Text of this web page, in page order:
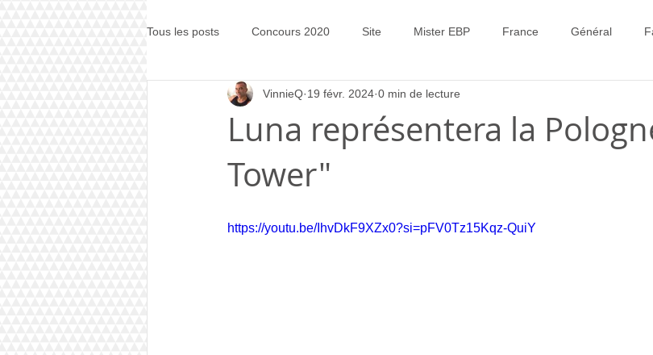
Tous les posts Concours 2020 Site Mister EBP France Général
Concours 2021 Concours 2022 Concours 2023
Luna représentera la
Tower"
VinnieQ 19 févr. 2024 0 min de lecture
https://youtu.be/IhvDkF9XZx0?si=pFV0Tz15Kqz-QuiY